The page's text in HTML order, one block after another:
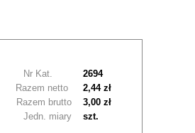
Nr Kat. 2694
Razem brutto 3,00 zł
Razem netto 2,44 zł
Jedn. miary szt.